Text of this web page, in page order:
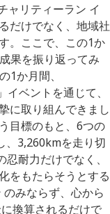
ャリティーラン イ
だけでなく、地域社
。ここで、この1か
果を振り返ってみ
1か月間、
ベントを通じて、
に取り組んできまし
目標のもと、6つの
、3,260kmを走り切
耐力だけでなく、
をもたらそうとする
みならず、心から
換算されるだけで